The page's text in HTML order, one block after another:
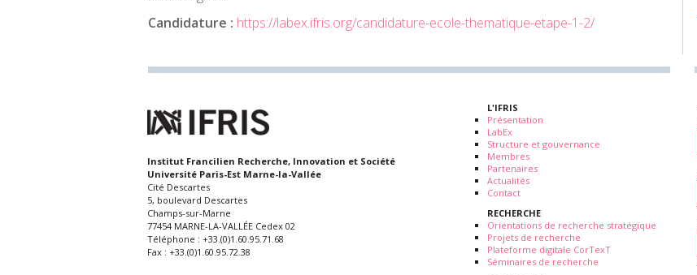
Candidature : https://labex.ifris.org/candidature-ecole-thematique-etape-1-2/
Institut Francilien Recherche, Innovation et Société
Université Paris-Est Marne-la-Vallée
Cité Descartes
5, boulevard Descartes
Champs-sur-Marne
77454 MARNE-LA-VALLÉE Cedex 02
Téléphone : +33.(0)1.60.95.71.68
Fax : +33.(0)1.60.95.72.38
L'IFRIS
Présentation
LabEx
Structure et gouvernance
Membres
Partenaires
Actualités
Contact
RECHERCHE
Orientations de recherche stratégique
Projets de recherche
Plateforme digitale CorTexT
Séminaires de recherche